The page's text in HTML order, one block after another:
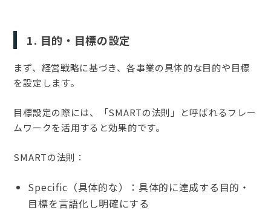
1. 目的・目標の設定
まず、経営戦略に基づき、各事業の具体的な目的や目標
を設定します。
目標設定の際には、「SMARTの法則」と呼ばれるフレー
ムワークを活用すると効果的です。
SMARTの法則：
Specific（具体的な）：具体的に達成する目的・
目標を言語化し明確にする